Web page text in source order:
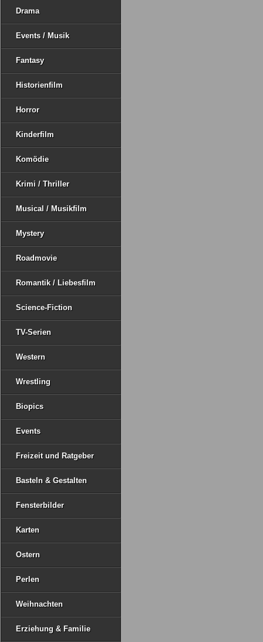
Drama
Events / Musik
Fantasy
Historienfilm
Horror
Kinderfilm
Komödie
Krimi / Thriller
Musical / Musikfilm
Mystery
Roadmovie
Romantik / Liebesfilm
Science-Fiction
TV-Serien
Western
Wrestling
Biopics
Events
Freizeit und Ratgeber
Basteln & Gestalten
Fensterbilder
Karten
Ostern
Perlen
Weihnachten
Erziehung & Familie